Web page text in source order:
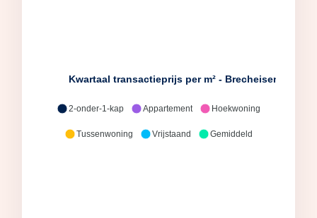
Kwartaal transactieprijs per m² - Brecheisen
2-onder-1-kap Appartement Hoekwoning
Tussenwoning Vrijstaand Gemiddeld